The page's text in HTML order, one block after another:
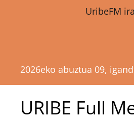
UribeFM
2026eko abuztua 09,
URIBE Full